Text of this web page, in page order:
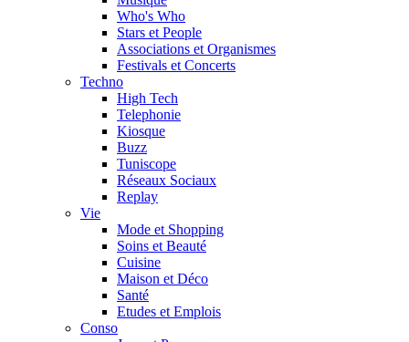
Who's Who
Stars et People
Associations et Organismes
Festivals et Concerts
Techno
High Tech
Telephonie
Kiosque
Buzz
Tuniscope
Réseaux Sociaux
Replay
Vie
Mode et Shopping
Soins et Beauté
Cuisine
Maison et Déco
Santé
Etudes et Emplois
Conso